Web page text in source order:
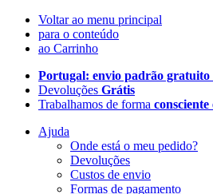
Voltar ao menu principal
para o conteúdo
ao Carrinho
Portugal: envio padrão gratuito
Devoluções Grátis
Trabalhamos de forma
Ajuda
Onde está o meu pedido?
Devoluções
Custos de envio
Formas de pagamento